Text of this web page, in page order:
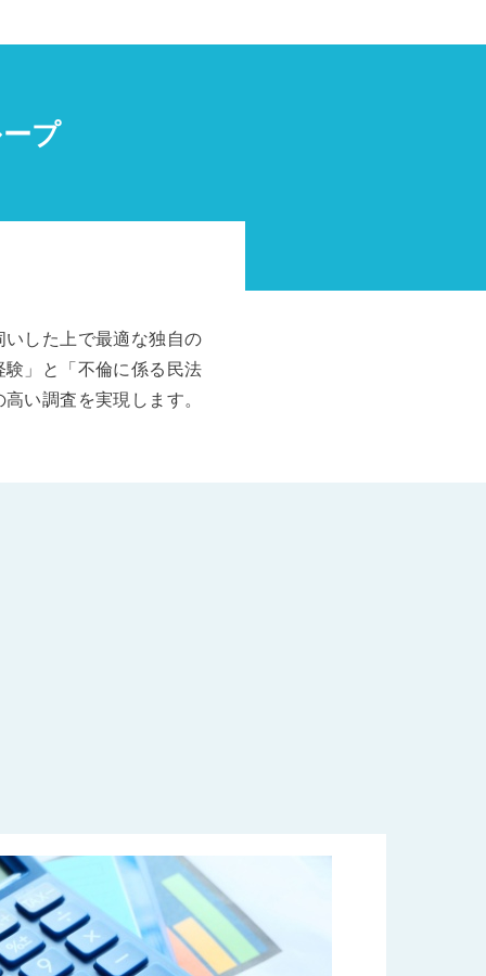
プ
した上で最適な独自の
」と「不倫に係る民法
い調査を実現します。